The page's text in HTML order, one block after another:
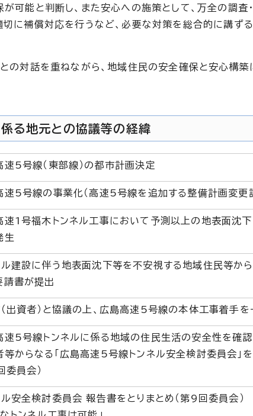
可能と判断し、また安心への施策として、万全の調査
に補償対応を行うなど、必要な対策を総合的に講ず
の対話を重ねながら、地域住民の安全確保と安心構
る地元との協議等の経緯
速5号線（東部線）の都市計画決定
速5号線の事業化（高速5号線を追加する整備計画変更
速1号福木トンネル工事において予測以上の地表面沈
生
ル建設に伴う地表面沈下等を不安視する地域住民等か
請書が提出
（出資者）と協議の上、広島高速5号線の本体工事着手
速5号線トンネルに係る地域の住民生活の安全性を確認
等からなる「広島高速5号線トンネル安全検討委員会」
委員会）
ル安全検討委員会 報告書をとりまとめ（第9回委員会）